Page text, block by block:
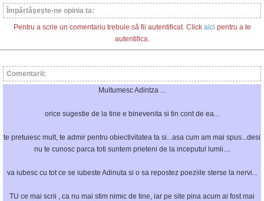
Împărtăşeşte-ne opinia ta:
Pentru a scrie un comentariu trebuie să fii autentificat. Click aici pentru a te
autentifica.
Comentarii:
Multumesc Adintza ...
orice sugestie de la tine e binevenita si tin cont de ea...
te pretuiesc mult, te admir pentru obiectivitatea ta si...asa cum am mai spus...desi
nu te cunosc parca toti suntem prieteni de la inceputul lumii....
va iubesc cu tot ce se iubeste Adinuta si o sa repostez poeziile sterse la nervi...
TU ce mai scrii , ca nu mai stim nimic de tine, iar pe site pina acum ai fost mai